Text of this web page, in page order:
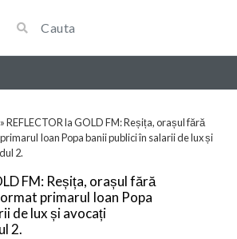
»REFLECTOR la GOLD FM: Reșița, orașul fără
Ioan Popa banii publici în salarii de lux și
2.
FM: Reșița, orașul fără
primarul Ioan Popa
de lux și avocați
2.